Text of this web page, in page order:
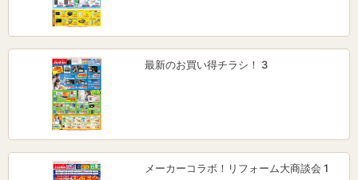
最新のお買い得チラシ！ 3
メーカーコラボ！リフォーム大商談会 1